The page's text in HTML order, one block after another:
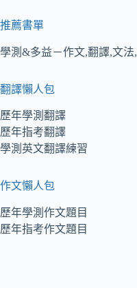
推薦書單
學測&多益－作文,翻譯,文
翻譯懶人包
歷年學測翻譯
歷年指考翻譯
學測英文翻譯練習
作文懶人包
歷年學測作文題目
歷年指考作文題目